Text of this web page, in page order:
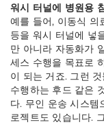
워시 터널에 병원용
예를 들어, 이동식 의
등을 워시 터널에 넣
만 아니라 자동화가
세스 수행을 목표로
이 되는 거죠. 그런
수행하는 후드 같은
다. 무인 운송 시스템
로젝트도 있습니다.